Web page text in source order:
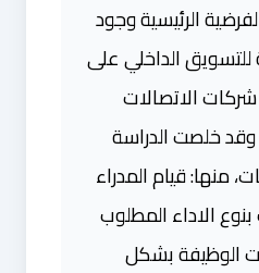
الرئيسية وجود
للتسويق الداخلي على
الاتصالات
وقد خلصت الدراسة
منها: قيام المدراء
الاداء المطلوب
الوظيفة بشكل